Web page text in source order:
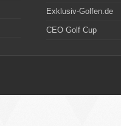
Exklusiv-Golfen.de
CEO Golf Cup